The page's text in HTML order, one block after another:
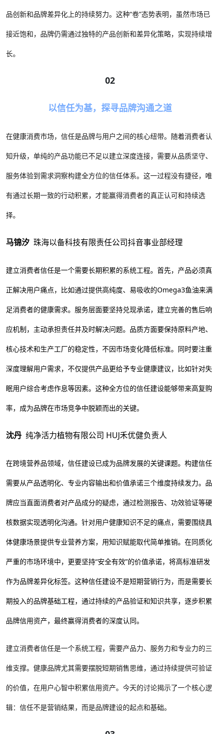
品创新和品牌差异化上的持续努力。这种“卷”态势表明，虽然市场已
接近饱和，品牌仍需通过独特的产品创新和差异化策略，实现持续增
长。
02
以信任为基，探寻品牌沟通之道
在健康消费市场，信任是品牌与用户之间的核心纽带。随着消费者认
知升级，单纯的产品功能已不足以建立深度连接，需要从品质坚守、
服务体验到需求洞察构建全方位的信任体系。这一过程没有捷径，唯
有通过长期一致的行动积累，才能赢得消费者的真正认可和持续选
择。
马锦汐 珠海以备科技有限责任公司抖音事业部经理
建立消费者信任是一个需要长期积累的系统工程。首先，产品必须真
正解决用户痛点，比如通过提供高纯度、易吸收的Omega3鱼油来满
足消费者的健康需求。服务层面要坚持兑现承诺，建立完善的售后响
应机制，主动承担责任并及时解决问题。品质方面要保持原料产地、
核心技术和生产工厂的稳定性，不因市场变化降低标准。同时要注重
深度理解用户需求，不仅提供产品更给予专业健康建议，比如针对失
眠用户综合考虑作息等因素。这种全方位的信任建设能够带来高复购
率，成为品牌在市场竞争中脱颖而出的关键。
沈丹 纯净活力植物有限公司 HUJ禾优健负责人
在跨境营养品领域，信任建设已成为品牌发展的关键课题。构建信任
需要从产品透明化、专业内容输出和价值承诺三个维度持续发力。品
牌应当直面消费者对产品成分的疑虑，通过检测报告、功效验证等硬
核数据实现透明化沟通。针对用户健康知识不足的痛点，需要围绕具
体健康场景提供专业营养方案，用知识赋能取代简单推销。在同质化
严重的市场环境中，更要坚持“安全有效”的价值承诺，将高标准研发
作为品牌差异化标签。这种信任建设不是短期营销行为，而是需要长
期投入的品牌基础工程，通过持续的产品验证和知识共享，逐步积累
品牌信用资产，最终赢得消费者的深度认同。
建立消费者信任是一个系统工程，需要产品力、服务力和专业力的三
维支撑。健康品牌尤其需要摆脱短期销售思维，通过持续提供可验证
的价值，在用户心智中积累信用资产。今天的讨论揭示了一个核心逻
辑：信任不是营销结果，而是品牌建设的起点和基础。